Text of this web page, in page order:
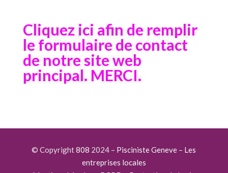
Cliquez ici afin de remplir
le formulaire de contact
de notre site web
principal. MERCI.
© Copyright808 2024 – Pisciniste Geneve – Les
entreprises locales